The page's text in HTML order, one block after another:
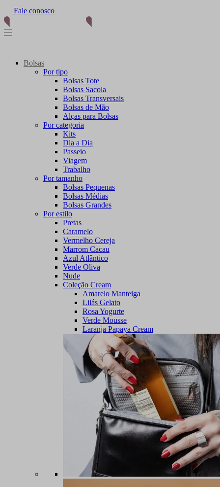
Fale conosco
Bolsas
Por tipo
Bolsas Tote
Bolsas Sacola
Bolsas Transversais
Bolsas de Mão
Alças para Bolsas
Por categoria
Kits
Dia a Dia
Passeio
Viagem
Trabalho
Por tamanho
Bolsas Pequenas
Bolsas Médias
Bolsas Grandes
Por estilo
Pretas
Caramelo
Vermelho Cereja
Marrom Cacau
Azul Atlântico
Verde Oliva
Nude
Coleção Cream
Amarelo Manteiga
Lilás Gelato
Rosa Yogurte
Verde Mousse
Laranja Papaya Cream